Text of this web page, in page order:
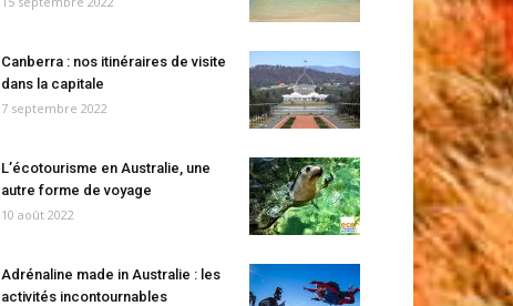
Canberra : nos itinéraires de visite
dans la capitale
7 septembre 2022
L’écotourisme en Australie, une
autre forme de voyage
10 août 2022
Adrénaline made in Australie : les
activités incontournables